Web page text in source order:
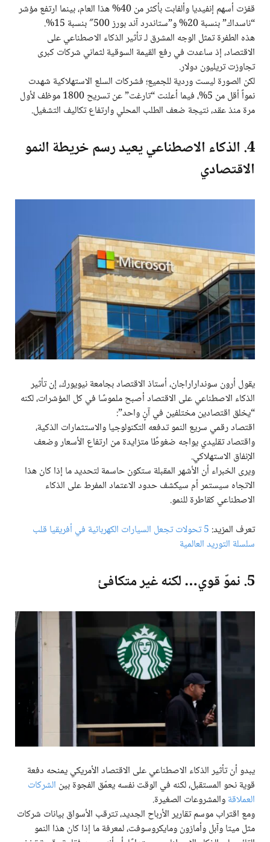
قفزت أسهم إنفيديا وألفابت بأكثر من 40% هذا العام، بينما ارتفع مؤشر
“ناسداك” بنسبة 20% و”ستاندرد آند بورز 500″ بنسبة 15%.
هذه الطفرة تمثل الوجه المشرق لـ تأثير الذكاء الاصطناعي على
الاقتصاد، إذ ساعدت في رفع القيمة السوقية لثماني شركات كبرى
تجاوزت تريليون دولار.
لكن الصورة ليست وردية للجميع؛ فشركات السلع الاستهلاكية شهدت
نمواً أقل من 5%، فيما أعلنت “تارغت” عن تسريح 1800 موظف لأول
مرة منذ عقد، نتيجة ضعف الطلب المحلي وارتفاع تكاليف التشغيل.
4. الذكاء الاصطناعي يعيد رسم خريطة النمو
الاقتصادي
يقول أرون سونداراراجان، أستاذ الاقتصاد بجامعة نيويورك، إن تأثير
الذكاء الاصطناعي على الاقتصاد أصبح ملموسًا في كل المؤشرات، لكنه
“يخلق اقتصادين مختلفين في آنٍ واحد”:
اقتصاد رقمي سريع النمو تدفعه التكنولوجيا والاستثمارات الذكية،
واقتصاد تقليدي يواجه ضغوطًا متزايدة من ارتفاع الأسعار وضعف
الإنفاق الاستهلاكي.
ويرى الخبراء أن الأشهر المقبلة ستكون حاسمة لتحديد ما إذا كان هذا
الاتجاه سيستمر أم سيكشف حدود الاعتماد المفرط على الذكاء
الاصطناعي كقاطرة للنمو.
تعرف المزيد:
5 تحولات تجعل السيارات الكهربائية في أفريقيا قلب
سلسلة التوريد العالمية
5. نموّ قوي… لكنه غير متكافئ
يبدو أن تأثير الذكاء الاصطناعي على الاقتصاد الأمريكي يمنحه دفعة
قوية نحو المستقبل، لكنه في الوقت نفسه يعمّق الفجوة بين الشركات
العملاقةوالمشروعات الصغيرة.
ومع اقتراب موسم تقارير الأرباح الجديد، تترقب الأسواق بيانات شركات
مثل ميتا وآبل وأمازون ومايكروسوفت، لمعرفة ما إذا كان هذا النمو